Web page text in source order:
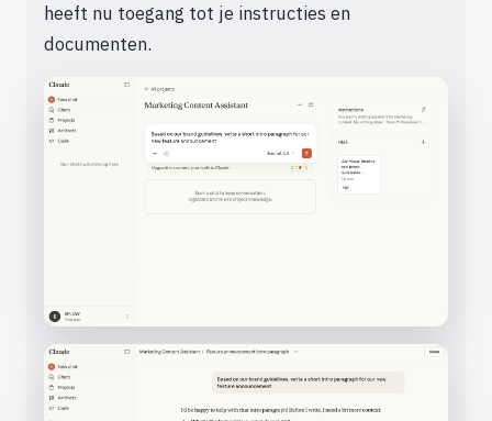
heeft nu toegang tot je instructies en
documenten.